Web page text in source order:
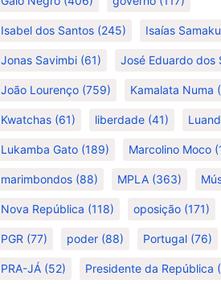
Isabel dos Santos (245) Isaías
Jonas Savimbi (61) José Eduardo dos
João Lourenço (759) Kamalata Numa
Kwatchas (61) liberdade (41)
Lukamba Gato (189) Marcolino Moco
marimbondos (88) MPLA (363)
Nova República (118) oposição (171)
PGR (77) poder (88) Portugal (76)
PRA-JÁ (52) Presidente da República